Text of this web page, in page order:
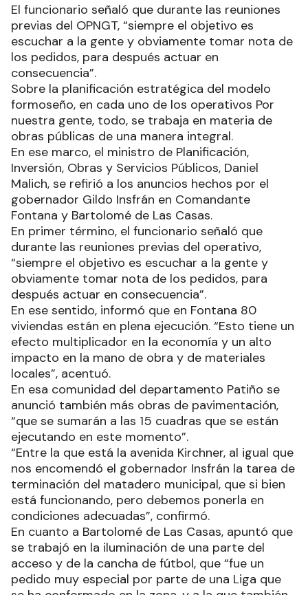
El funcionario señaló que durante las reuniones
previas del OPNGT, “siempre el objetivo es
escuchar a la gente y obviamente tomar nota de
los pedidos, para después actuar en
consecuencia”.
Sobre la planificación estratégica del modelo
formoseño, en cada uno de los operativos Por
nuestra gente, todo, se trabaja en materia de
obras públicas de una manera integral.
En ese marco, el ministro de Planificación,
Inversión, Obras y Servicios Públicos, Daniel
Malich, se refirió a los anuncios hechos por el
gobernador Gildo Insfrán en Comandante
Fontana y Bartolomé de Las Casas.
En primer término, el funcionario señaló que
durante las reuniones previas del operativo,
“siempre el objetivo es escuchar a la gente y
obviamente tomar nota de los pedidos, para
después actuar en consecuencia”.
En ese sentido, informó que en Fontana 80
viviendas están en plena ejecución. “Esto tiene un
efecto multiplicador en la economía y un alto
impacto en la mano de obra y de materiales
locales”, acentuó.
En esa comunidad del departamento Patiño se
anunció también más obras de pavimentación,
“que se sumarán a las 15 cuadras que se están
ejecutando en este momento”.
“Entre la que está la avenida Kirchner, al igual que
nos encomendó el gobernador Insfrán la tarea de
terminación del matadero municipal, que si bien
está funcionando, pero debemos ponerla en
condiciones adecuadas”, confirmó.
En cuanto a Bartolomé de Las Casas, apuntó que
se trabajó en la iluminación de una parte del
acceso y de la cancha de fútbol, que “fue un
pedido muy especial por parte de una Liga que